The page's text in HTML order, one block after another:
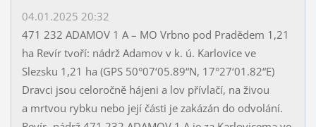
04.01.2025 20:32
471 232 ADAMOV 1 A – MO Vrbno pod Pradědem 1,21
ha Revír tvoří: nádrž Adamov v k. ú. Karlovice ve
Slezsku 1,21 ha (GPS 50°07‘05.89“N, 17°27‘01.82“E)
Dravci jsou celoročně hájeni a lov přívlačí, na živou
a mrtvou rybku nebo její části je zakázán do odvolání.